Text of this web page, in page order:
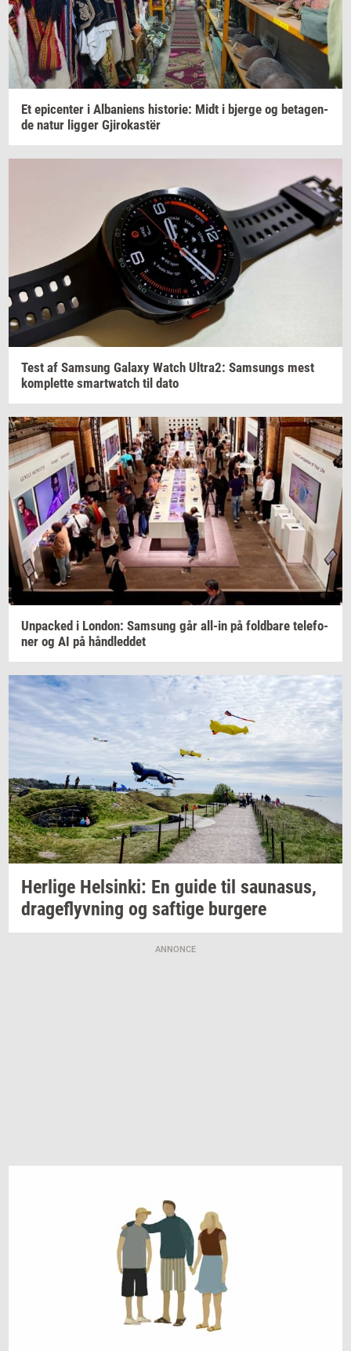
Et epi­cen­ter i Al­ba­ni­ens hi­sto­rie: Midt i bjer­ge og be­ta­gen­
de natur lig­ger Gjirokastër
Test af Sams­ung Ga­laxy Watch Ultra2: Sams­ungs mest
kom­plet­te smartwatch til dato
Un­pa­ck­ed i Lon­don: Sams­ung går all-​in på fold­ba­re te­le­fo­
ner og AI på hånd­led­det
Her­li­ge Hels­inki: En guide til sau­nasus,
drage­flyv­ning og saf­ti­ge bur­ge­re
ANNONCE